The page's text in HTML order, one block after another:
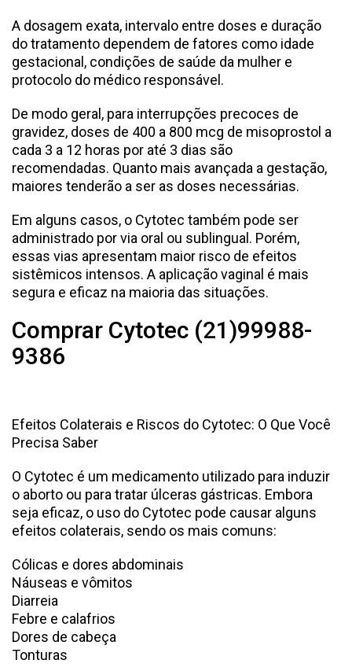
A dosagem exata, intervalo entre doses e duração
do tratamento dependem de fatores como idade
gestacional, condições de saúde da mulher e
protocolo do médico responsável.
De modo geral, para interrupções precoces de
gravidez, doses de 400 a 800 mcg de misoprostol a
cada 3 a 12 horas por até 3 dias são
recomendadas. Quanto mais avançada a gestação,
maiores tenderão a ser as doses necessárias.
Em alguns casos, o Cytotec também pode ser
administrado por via oral ou sublingual. Porém,
essas vias apresentam maior risco de efeitos
sistêmicos intensos. A aplicação vaginal é mais
segura e eficaz na maioria das situações.
Comprar Cytotec (21)99988-
9386
Efeitos Colaterais e Riscos do Cytotec: O Que Você
Precisa Saber
O Cytotec é um medicamento utilizado para induzir
o aborto ou para tratar úlceras gástricas. Embora
seja eficaz, o uso do Cytotec pode causar alguns
efeitos colaterais, sendo os mais comuns:
Cólicas e dores abdominais
Náuseas e vômitos
Diarreia
Febre e calafrios
Dores de cabeça
Tonturas